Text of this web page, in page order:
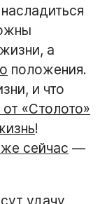
а
положения.
и что
«Столото»
!
сейчас —
удачу